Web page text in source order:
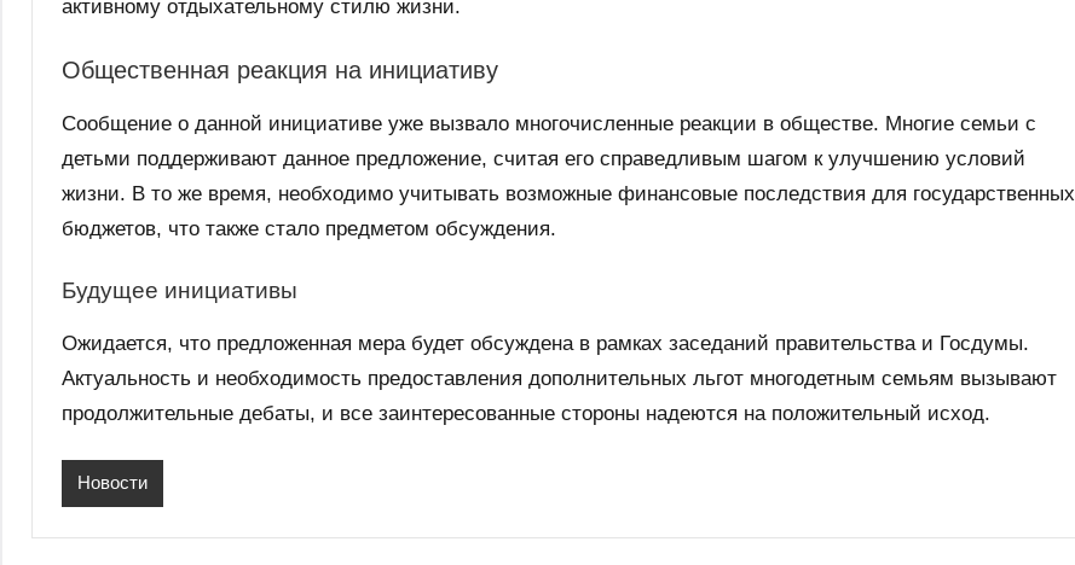
активному отдыхательному стилю жизни.
Общественная реакция на инициативу
Сообщение о данной инициативе уже вызвало многочисленные реакции в обществе. Многие семьи с
детьми поддерживают данное предложение, считая его справедливым шагом к улучшению условий
жизни. В то же время, необходимо учитывать возможные финансовые последствия для государственных
бюджетов, что также стало предметом обсуждения.
Будущее инициативы
Ожидается, что предложенная мера будет обсуждена в рамках заседаний правительства и Госдумы.
Актуальность и необходимость предоставления дополнительных льгот многодетным семьям вызывают
продолжительные дебаты, и все заинтересованные стороны надеются на положительный исход.
Новости